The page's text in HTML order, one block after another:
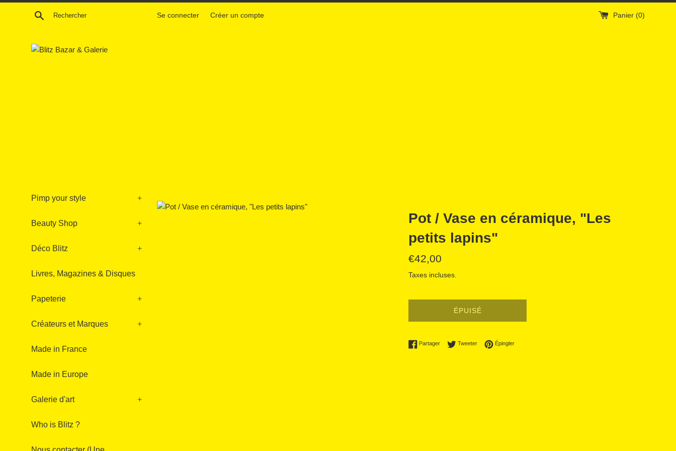
Passer
Recherche Se connecter Créer un compte Panier (0)
Pimp your style +
Beauty Shop +
Déco Blitz +
Livres, Magazines & Disques
Papeterie +
Créateurs et Marques +
Made in France
Made in Europe
Galerie d'art +
Who is Blitz ?
Pot / Vase en céramique, "Les
petits lapins"
Prix
€42,00
Taxes incluses.
ÉPUISÉ
PartagerPartager sur Facebook
TweeterTweeter sur Twitter
ÉpinglerÉpingler sur Pinterest